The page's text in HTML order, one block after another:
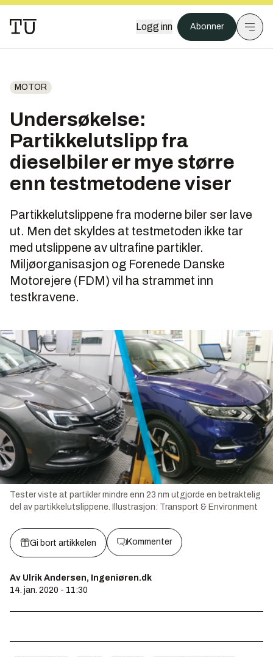
Logg inn Abonner
MOTOR
Undersøkelse:
Partikkelutslipp fra
dieselbiler er mye større
enn testmetodene viser
Partikkelutslippene fra moderne biler ser lave
ut. Men det skyldes at testmetoden ikke tar
med utslippene av ultrafine partikler.
Miljøorganisasjon og Forenede Danske
Motorejere (FDM) vil ha strammet inn
testkravene.
Tester viste at partikler mindre enn 23 nm utgjorde en betraktelig
del av partikkelutslippene.
Illustrasjon: Transport & Environment
Gi bort artikkelen Kommenter
Av Ulrik Andersen, Ingeniøren.dk
14. jan. 2020 - 11:30